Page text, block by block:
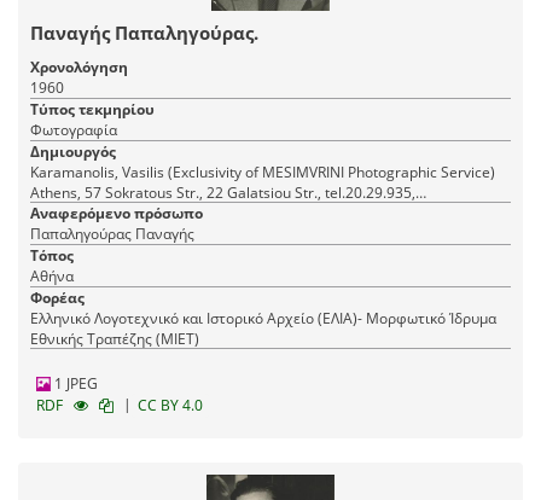
Παναγής Παπαληγούρας.
Χρονολόγηση
1960
Τύπος τεκμηρίου
Φωτογραφία
Δημιουργός
Karamanolis, Vasilis (Exclusivity of MESIMVRINI Photographic Service)
Athens, 57 Sokratous Str., 22 Galatsiou Str., tel.20.29.935,
Καραμανώλης, Βασίλης (Αποκλειστικότης Φωτογραφικής Υπηρεσίας
ΜΕΣΗΜΒΡΙΝΗΣ) Αθήνα, Σωκράτους 57, Γαλατσίου 22, τηλ.20.29.935
Αναφερόμενο πρόσωπο
Παπαληγούρας Παναγής
Τόπος
Αθήνα
Φορέας
Ελληνικό Λογοτεχνικό και Ιστορικό Αρχείο (ΕΛΙΑ)- Μορφωτικό Ίδρυμα
Εθνικής Τραπέζης (ΜΙΕΤ)
1 JPEG
RDF
| CC BY 4.0